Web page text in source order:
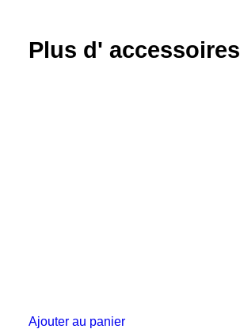
Plus d' accessoires
Ajouter au panier